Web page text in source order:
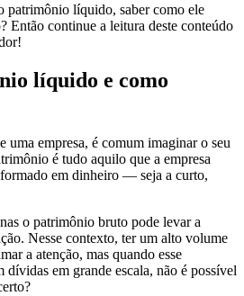
patrimônio líquido, saber como ele
Então continue a leitura deste conteúdo
líquido e como
uma empresa, é comum imaginar o seu
é tudo aquilo que a empresa
em dinheiro — seja a curto,
o patrimônio bruto pode levar a
Nesse contexto, ter um alto volume
a atenção, mas quando esse
dívidas em grande escala, não é possível